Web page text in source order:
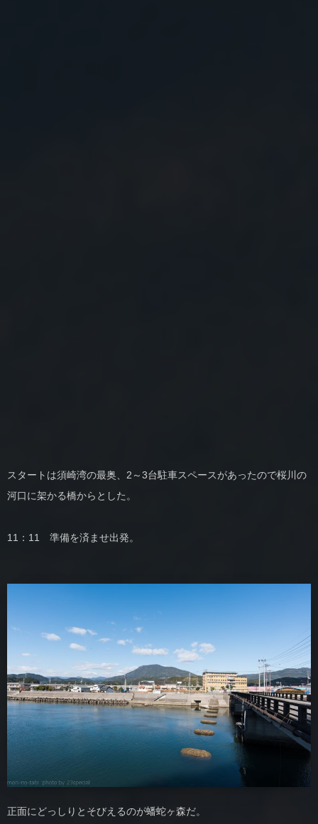
スタートは須崎湾の最奥、2～3台駐車スペースがあったので桜川の
河口に架かる橋からとした。
11：11 準備を済ませ出発。
正面にどっしりとそびえるのが蟠蛇ヶ森だ。